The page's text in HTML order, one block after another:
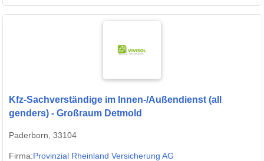
Kfz-Sachverständige im Innen-/Außendienst (all
genders) - Großraum Detmold
Paderborn, 33104
Firma:Provinzial Rheinland Versicherung AG